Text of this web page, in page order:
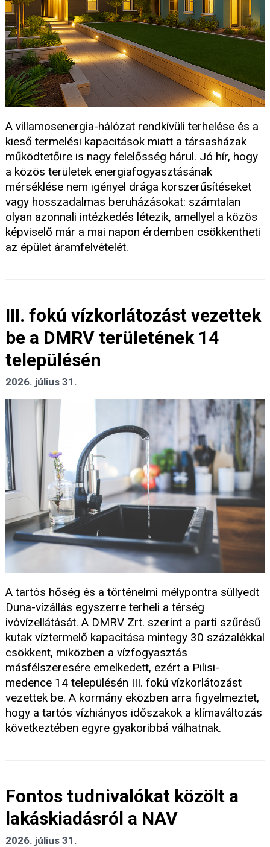
A villamosenergia-hálózat rendkívüli terhelése és a
kieső termelési kapacitások miatt a társasházak
működtetőire is nagy felelősség hárul. Jó hír, hogy
a közös területek energiafogyasztásának
mérséklése nem igényel drága korszerűsítéseket
vagy hosszadalmas beruházásokat: számtalan
olyan azonnali intézkedés létezik, amellyel a közös
képviselő már a mai napon érdemben csökkentheti
az épület áramfelvételét.
III. fokú vízkorlátozást vezettek
be a DMRV területének 14
településén
2026. július 31.
A tartós hőség és a történelmi mélypontra süllyedt
Duna-vízállás egyszerre terheli a térség
ivóvízellátását. A DMRV Zrt. szerint a parti szűrésű
kutak víztermelő kapacitása mintegy 30 százalékkal
csökkent, miközben a vízfogyasztás
másfélszeresére emelkedett, ezért a Pilisi-
medence 14 településén III. fokú vízkorlátozást
vezettek be. A kormány eközben arra figyelmeztet,
hogy a tartós vízhiányos időszakok a klímaváltozás
következtében egyre gyakoribbá válhatnak.
Fontos tudnivalókat közölt a
lakáskiadásról a NAV
2026. július 31.